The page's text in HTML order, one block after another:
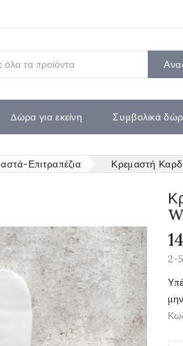
Δώρα για εκείνη Συμβολικά
Επιτραπέζια Κρεμαστή
2-